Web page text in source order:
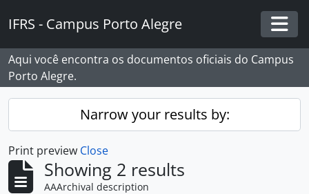
IFRS - Campus Porto Alegre
Aqui você encontra os documentos oficiais do Campus
Porto Alegre.
Narrow your results by:
Print preview Close
Showing 2 results
AAArchival description